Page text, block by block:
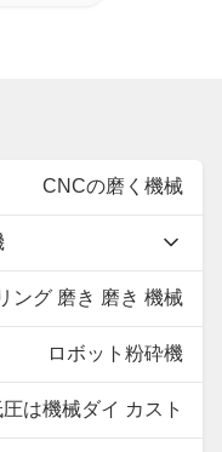
CNCの磨く機械
ング 磨き 磨き 機械
ロボット粉砕機
は機械ダイ カスト